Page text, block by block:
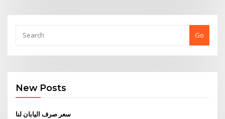
Go
New Posts
سعر صرف اليابان لنا